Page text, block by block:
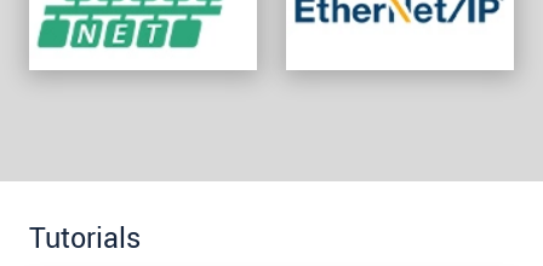
Tutorials